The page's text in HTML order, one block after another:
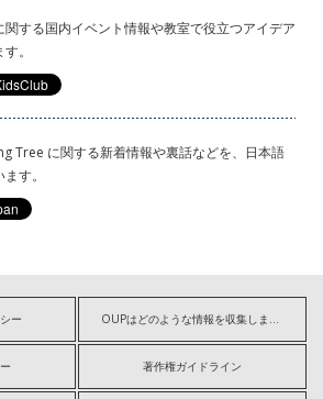
関する国内イベント情報や教室で役立つアイデア
。
Tree に関する新着情報や裏話などを、日本語
す。
ー OUPはどのような情報を収集しますか?
著作権ガイドライン